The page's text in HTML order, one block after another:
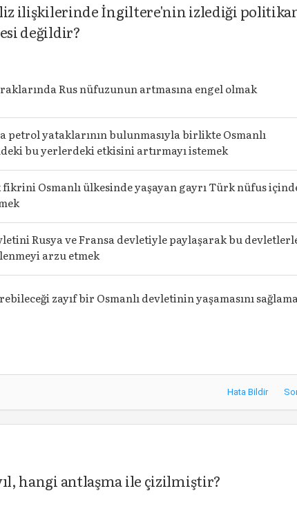
ilişkilerinde İngiltere'nin izlediği
değildir?
Rus nüfuzunun artmasına engel olmak
petrol yataklarının bulunmasıyla birlikte Osmanlı
bu yerlerdeki etkisini artırmayı istemek
Osmanlı ülkesinde yaşayan gayrı Türk nüfus
Rusya ve Fransa devletiyle paylaşarak bu
arzu etmek
zayıf bir Osmanlı devletinin yaşamasını
Hata Bildir
hangi antlaşma ile çizilmiştir?